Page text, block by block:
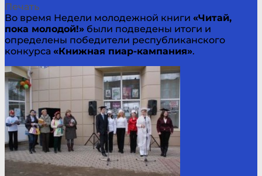
Печать
Во время Недели молодежной книги «Читай,
пока молодой!» были подведены итоги и
определены победители республиканского
конкурса «Книжная пиар-кампания».